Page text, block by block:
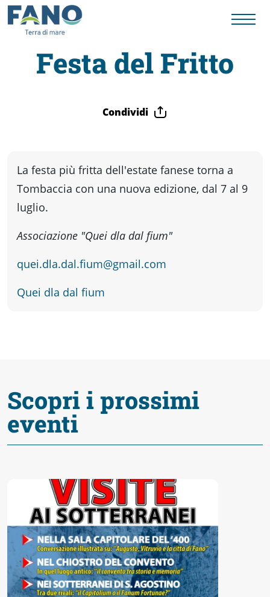
Card
Cose
da
fare
Enogastronomia
Informazioni
Guide
Fano
Accessibili
Festa del Fritto
Condividi
La festa più fritta dell'estate fanese torna a
Tombaccia con una nuova edizione, dal 7 al 9
luglio.
Associazione "Quei dla dal fium"
quei.dla.dal.fium@gmail.com
Quei dla dal fium
Scopri i prossimi
eventi